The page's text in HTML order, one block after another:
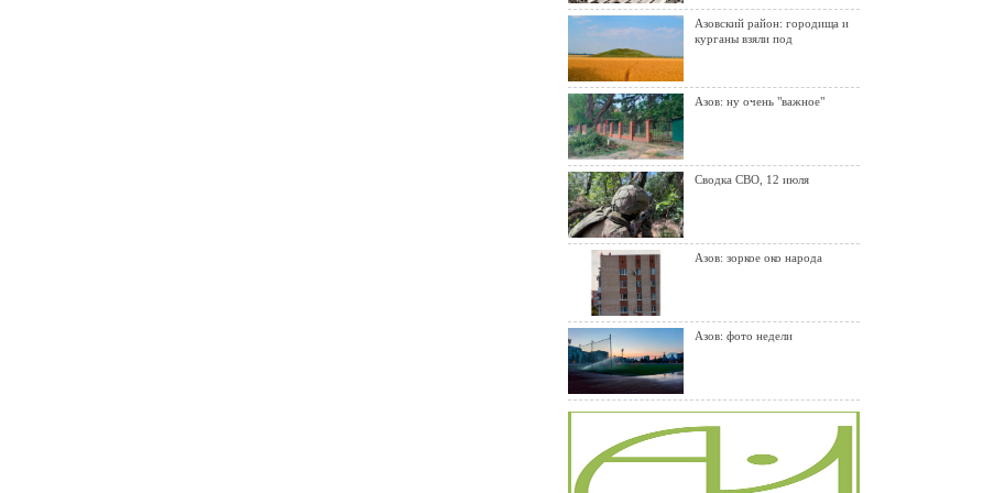
Азовский район: городища и
курганы взяли под
Азов: ну очень "важное"
Сводка СВО, 12 июля
Азов: зоркое око народа
Азов: фото недели